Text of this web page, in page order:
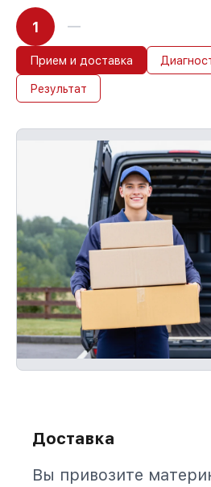
1
Прием и доставка
Результат
Доставка
Вы привозите